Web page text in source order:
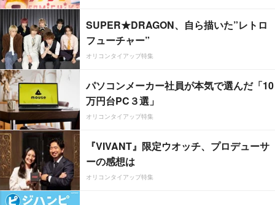
SUPER★DRAGON、自ら描いた”レトロ
フューチャー”
オリコンタイアップ特集
パソコンメーカー社員が本気で選んだ「10
万円台PC３選」
オリコンタイアップ特集
『VIVANT』限定ウオッチ、プロデューサ
ーの感想は
オリコンタイアップ特集